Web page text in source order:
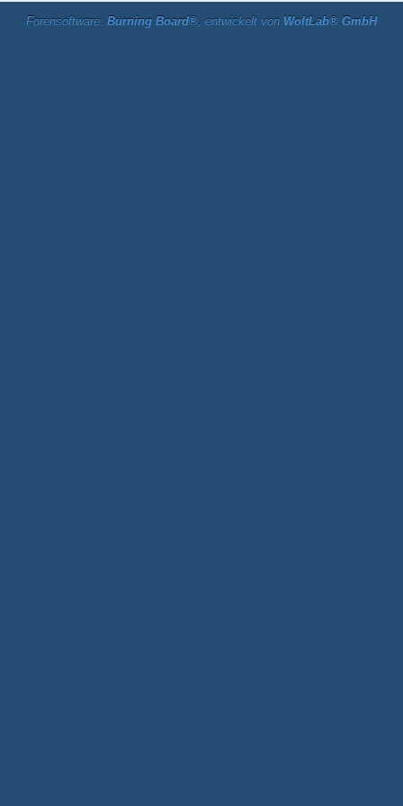
Forensoftware: Burning Board®, entwickelt von WoltLab® GmbH